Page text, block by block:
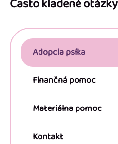
Často kladené otázky
Adopcia psíka
Finančná pomoc
Materiálna pomoc
Kontakt